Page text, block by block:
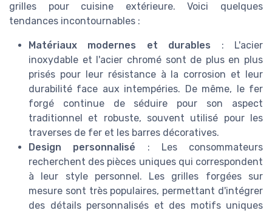
grilles pour cuisine extérieure. Voici quelques
tendances incontournables :
Matériaux modernes et durables : L'acier
inoxydable et l'acier chromé sont de plus en plus
prisés pour leur résistance à la corrosion et leur
durabilité face aux intempéries. De même, le fer
forgé continue de séduire pour son aspect
traditionnel et robuste, souvent utilisé pour les
traverses de fer et les barres décoratives.
Design personnalisé : Les consommateurs
recherchent des pièces uniques qui correspondent
à leur style personnel. Les grilles forgées sur
mesure sont très populaires, permettant d'intégrer
des détails personnalisés et des motifs uniques